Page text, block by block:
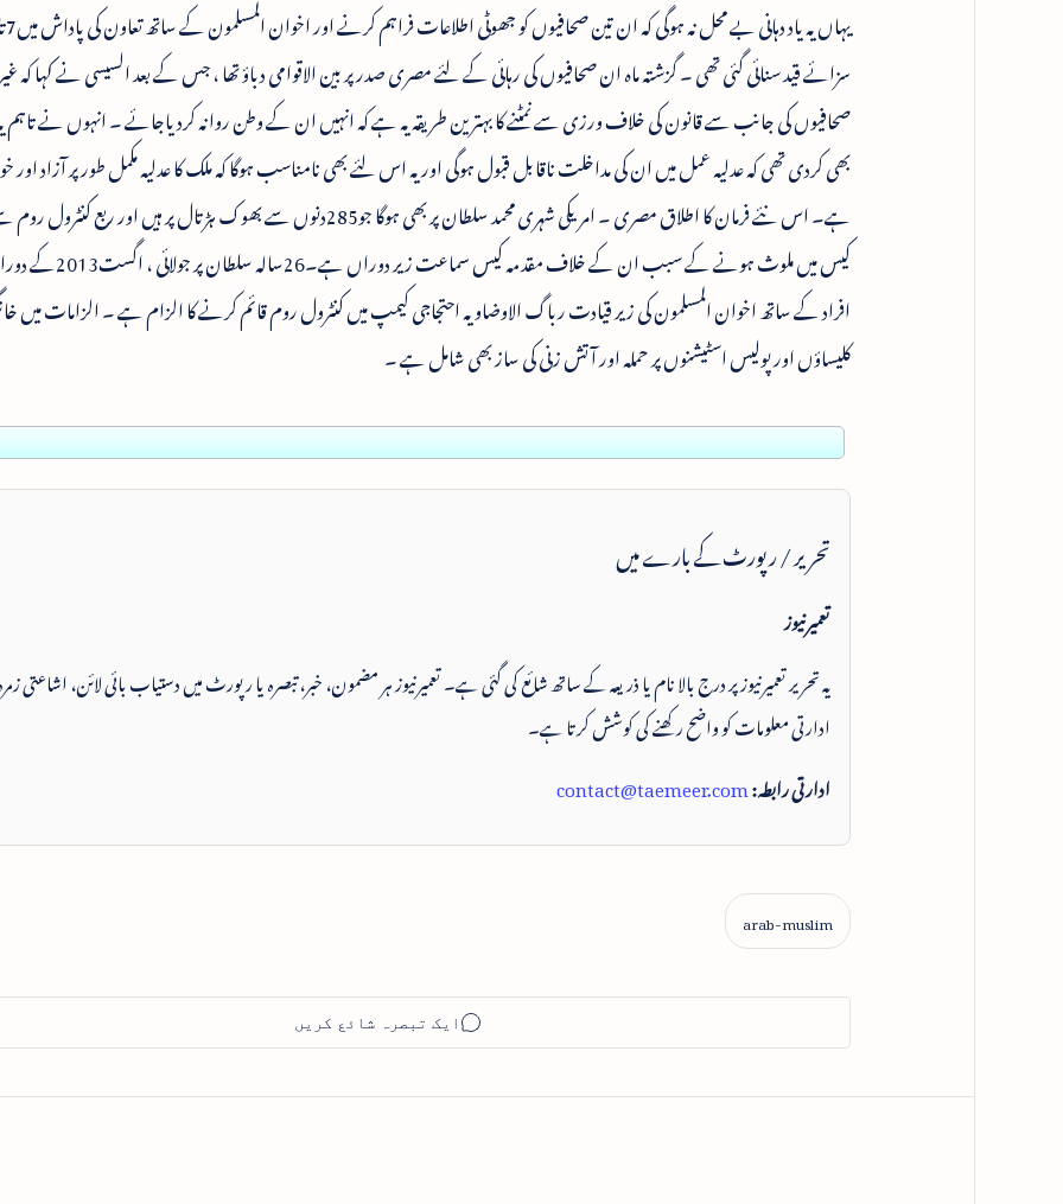
سزائے قید سنائی گئی تھی ۔ گزشتہ ماہ ان صحافیوں کی رہائی کے لئے مصری صدر پر بین الاقوامی دباؤ تھا ، جس کے بعد السیسی نے کہا کہ
صحافیوں کی جانب سے قانون کی خلاف ورزی سے نمٹنے کا بہترین طریقہ یہ ہے کہ انہیں ان کے وطن روانہ کردیاجائے ۔ انہوں نے
بھی کردی تھی کہ عدلیہ عمل میں ان کی مداخلت ناقابل قبول ہوگی اور یہ اس لئے بھی نامناسب ہوگا کہ ملک کا عدلیہ مکمل طور پر آزاد اور
ہے۔ اس نئے فرمان کا اطلاق مصری ۔ امریکی شہری محمد سلطان پر بھی ہوگا جو285دنوں سے بھوک ہڑتال پر ہیں اور
افراد کے ساتھ اخوان المسلمون کی زیر قیادت رباگ الاوضاویہ احتجاجی کیمپ میں کنٹرول روم قائم کرنے کا الزام ہے ۔ الزامات میں
کلیساؤں اور پولیس اسٹیشنوں پر حملہ اور آتش زنی کی ساز بھی شامل ہے ۔
تحریر / رپورٹ کے بارے میں
تعمیرنیوز
یہ تحریر تعمیرنیوز پر درج بالا نام یا ذریعہ کے ساتھ شائع کی گئی ہے۔ تعمیرنیوز ہر مضمون، خبر، تبصرہ یا رپورٹ میں دستیاب بائی لائن، اشاعتی
ادارتی معلومات کو واضح رکھنے کی کوشش کرتا ہے۔
ادارتی رابطہ:contact@taemeer.com